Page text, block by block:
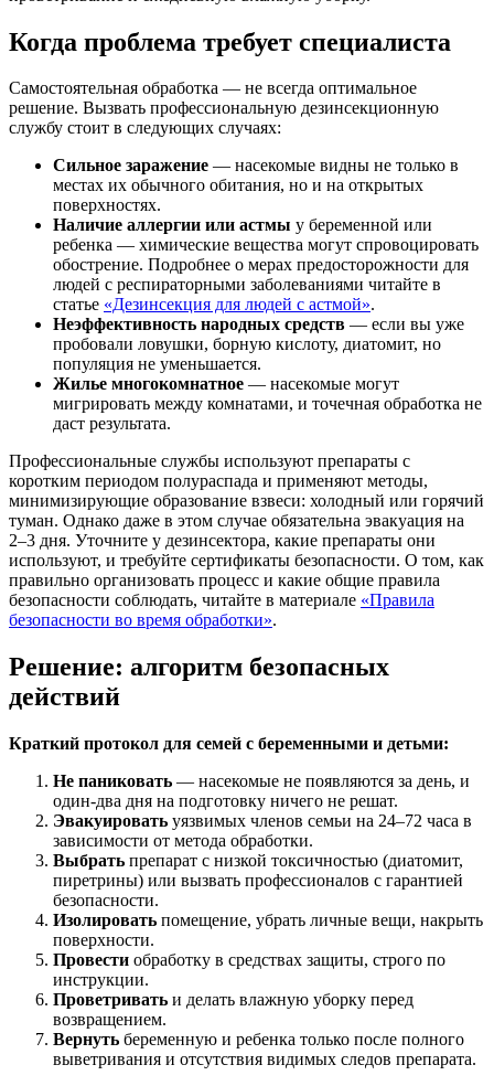
Когда проблема требует специалиста
Самостоятельная обработка — не всегда оптимальное
решение. Вызвать профессиональную дезинсекционную
службу стоит в следующих случаях:
Сильное заражение — насекомые видны не только в
местах их обычного обитания, но и на открытых
поверхностях.
Наличие аллергии или астмы у беременной или
ребенка — химические вещества могут спровоцировать
обострение. Подробнее о мерах предосторожности для
людей с респираторными заболеваниями читайте в
статье «Дезинсекция для людей с астмой».
Неэффективность народных средств — если вы уже
пробовали ловушки, борную кислоту, диатомит, но
популяция не уменьшается.
Жилье многокомнатное — насекомые могут
мигрировать между комнатами, и точечная обработка не
даст результата.
Профессиональные службы используют препараты с
коротким периодом полураспада и применяют методы,
минимизирующие образование взвеси: холодный или горячий
туман. Однако даже в этом случае обязательна эвакуация на
2–3 дня. Уточните у дезинсектора, какие препараты они
используют, и требуйте сертификаты безопасности. О том, как
правильно организовать процесс и какие общие правила
безопасности соблюдать, читайте в материале «Правила
безопасности во время обработки».
Решение: алгоритм безопасных
действий
Краткий протокол для семей с беременными и детьми:
Не паниковать — насекомые не появляются за день, и
один-два дня на подготовку ничего не решат.
Эвакуировать уязвимых членов семьи на 24–72 часа в
зависимости от метода обработки.
Выбрать препарат с низкой токсичностью (диатомит,
пиретрины) или вызвать профессионалов с гарантией
безопасности.
Изолировать помещение, убрать личные вещи, накрыть
поверхности.
Провести обработку в средствах защиты, строго по
инструкции.
Проветривать и делать влажную уборку перед
возвращением.
Вернуть беременную и ребенка только после полного
выветривания и отсутствия видимых следов препарата.